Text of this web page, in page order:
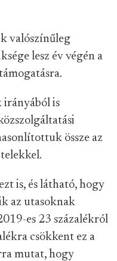
valószínűleg
lesz év végén a
irányából is
össze az
is, és látható, hogy
az utasoknak
es 23 százalékról
csökkent ez a
mutat, hogy